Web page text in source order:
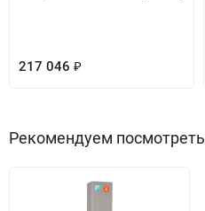
217 046 ₽
Рекомендуем посмотреть